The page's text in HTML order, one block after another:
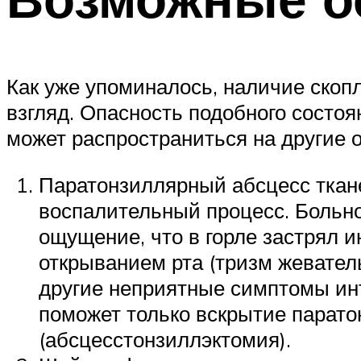
Как уже упоминалось, наличие
взгляд. Опасность подобного
может распространиться на другие
Паратонзиллярный абсцесс
воспалительный процесс.
ощущение, что в горле застрял
открыванием рта (тризм
другие неприятные симптомы
поможет только вскрытие
(абсцесстонзиллэктомия).